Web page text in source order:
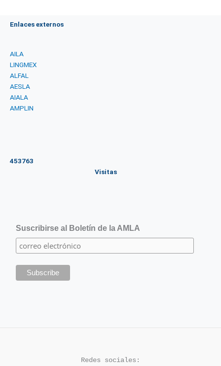
Enlaces externos
AILA
LINGMEX
ALFAL
AESLA
AIALA
AMPLIN
453763
Visitas
Suscribirse al Boletín de la AMLA
Redes sociales: